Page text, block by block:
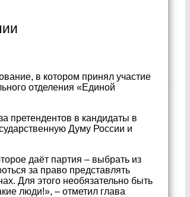
в котором принял участие
отделения «Единой
претендентов в кандидаты в
Думу России и
даёт партия – выбрать из
за право представлять
Для этого необязательно быть
люди!», – отметил глава